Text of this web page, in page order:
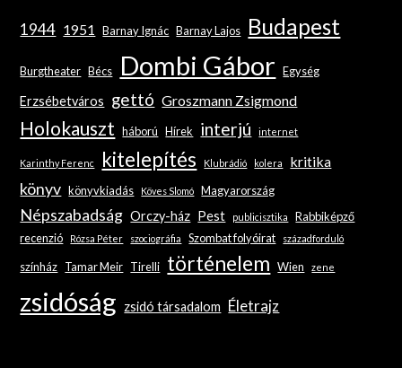
1944 1951 Barnay Ignác Barnay Lajos Budapest
Burgtheater Bécs Dombi Gábor Egység
Erzsébetváros gettó Groszmann Zsigmond
Holokauszt háború Hírek interjú internet
Karinthy Ferenc kitelepítés Klubrádió kolera kritika
könyv könyvkiadás Köves Slomó Magyarország
Népszabadság Orczy-ház Pest publicisztika
Rabbiképző
recenzió
Rózsa Péter szociográfia Szombat folyóirat századforduló
színház Tamar Meir Tirelli történelem Wien zene
zsidóság zsidó társadalom Életrajz